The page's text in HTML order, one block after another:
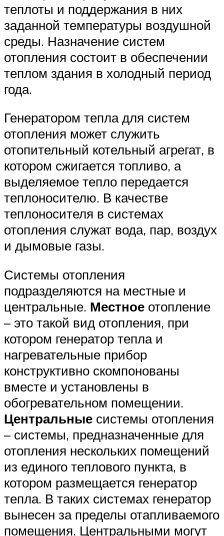
теплоты и поддержания в них
заданной температуры воздушной
среды. Назначение систем
отопления состоит в обеспечении
теплом здания в холодный период
года.
Генератором тепла для систем
отопления может служить
отопительный котельный агрегат, в
котором сжигается топливо, а
выделяемое тепло передается
теплоносителю. В качестве
теплоносителя в системах
отопления служат вода, пар, воздух
и дымовые газы.
Системы отопления
подразделяются на местные и
центральные. Местное отопление
– это такой вид отопления, при
котором генератор тепла и
нагревательные прибор
конструктивно скомпонованы
вместе и установлены в
обогревательном помещении.
Центральные системы отопления
– системы, предназначенные для
отопления нескольких помещений
из единого теплового пункта, в
котором размещается генератор
тепла. В таких системах генератор
вынесен за пределы отапливаемого
помещения. Центральными могут